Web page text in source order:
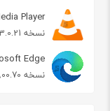
Player
نسخه 3.0.21
Edge
نسخه 145.0.3800.70